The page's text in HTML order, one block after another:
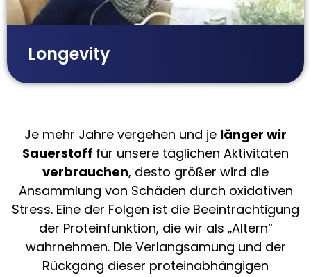
Longevity
Je mehr Jahre vergehen und je länger wir
Sauerstoff für unsere täglichen Aktivitäten
verbrauchen, desto größer wird die
Ansammlung von Schäden durch oxidativen
Stress. Eine der Folgen ist die Beeinträchtigung
der Proteinfunktion, die wir als „Altern“
wahrnehmen. Die Verlangsamung und der
Rückgang dieser proteinabhängigen